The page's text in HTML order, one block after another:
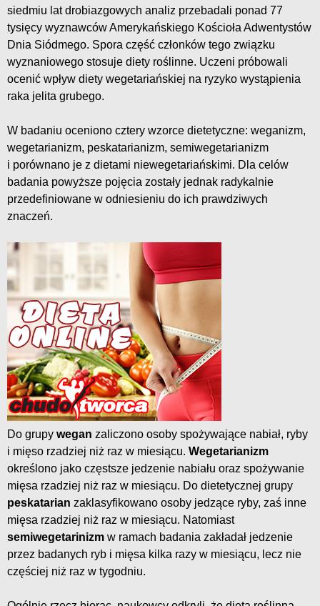
siedmiu lat drobiazgowych analiz przebadali ponad 77
tysięcy wyznawców Amerykańskiego Kościoła Adwentystów
Dnia Siódmego. Spora część członków tego związku
wyznaniowego stosuje diety roślinne. Uczeni próbowali
ocenić wpływ diety wegetariańskiej na ryzyko wystąpienia
raka jelita grubego.
W badaniu oceniono cztery wzorce dietetyczne: weganizm,
wegetarianizm, peskatarianizm, semiwegetarianizm
i porównano je z dietami niewegetariańskimi. Dla celów
badania powyższe pojęcia zostały jednak radykalnie
przedefiniowane w odniesieniu do ich prawdziwych
znaczeń.
Do grupy wegan zaliczono osoby spożywające nabiał, ryby
i mięso rzadziej niż raz w miesiącu. Wegetarianizm
określono jako częstsze jedzenie nabiału oraz spożywanie
mięsa rzadziej niż raz w miesiącu. Do dietetycznej grupy
peskatarian zaklasyfikowano osoby jedzące ryby, zaś inne
mięsa rzadziej niż raz w miesiącu. Natomiast
semiwegetarinizm w ramach badania zakładał jedzenie
przez badanych ryb i mięsa kilka razy w miesiącu, lecz nie
częściej niż raz w tygodniu.